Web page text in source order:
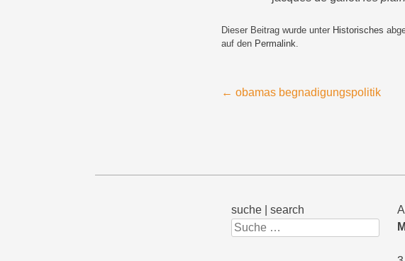
Dieser Beitrag wurde unter Historisches
auf den Permalink.
Beitragsnavigation
← obamas begnadigungspolitik
suche | search
Suchen
M